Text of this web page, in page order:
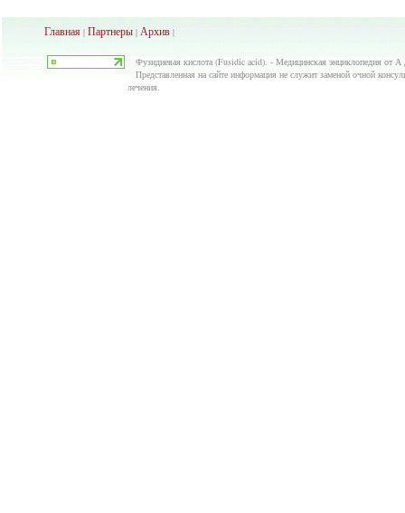
Главная | Партнеры | Архив |
Фузидиевая кислота (Fusidic acid). - Медицинская энциклопедия от
Представленная на сайте информация не служит заменой очной
лечения.